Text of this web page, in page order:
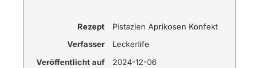
Rezept
Pistazien Aprikosen Konfekt
Verfasser
Leckerlife
Veröffentlicht auf
2024-12-06